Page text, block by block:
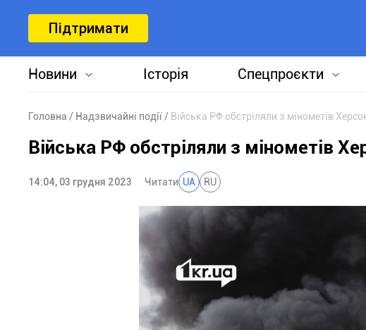
Підтримати
Новини Історія Спецпроєкти
Головна Надзвичайні події Війська РФ обстріляли з мінометів
Війська РФ обстріляли з мінометів
14:04, 03 грудня 2023 Читати UA RU